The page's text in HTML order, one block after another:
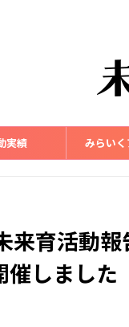
実績 みらい
来育活動
催しました